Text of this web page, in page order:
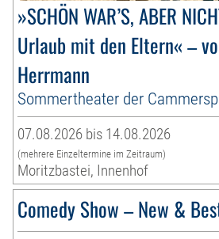
»SCHÖN WAR’S, ABER
Urlaub mit den Eltern« –
Herrmann
Sommertheater der
07.08.2026 bis 14.08.2026
(mehrere Einzeltermine im Zeitraum)
Moritzbastei, Innenhof
Comedy Show – New &